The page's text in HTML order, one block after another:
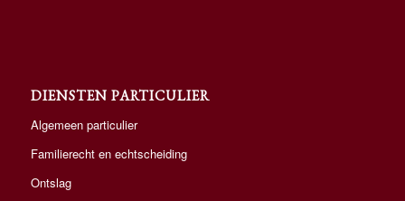
DIENSTEN PARTICULIER
Algemeen particulier
Familierecht en echtscheiding
Ontslag